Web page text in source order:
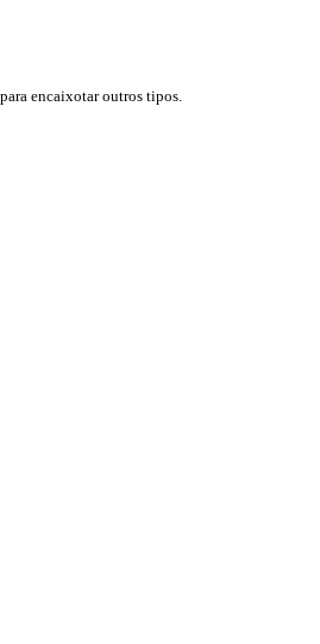
encaixotar outros tipos.